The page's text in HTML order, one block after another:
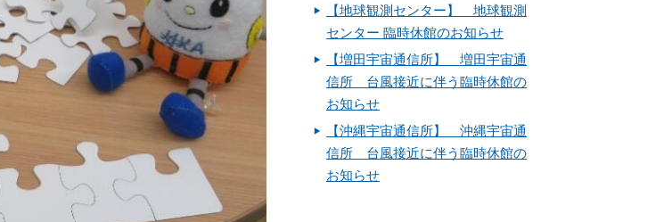
【地球観測センター】 地球観測
センター 臨時休館のお知らせ
【増田宇宙通信所】 増田宇宙通
信所 台風接近に伴う臨時休館の
お知らせ
【沖縄宇宙通信所】 沖縄宇宙通
信所 台風接近に伴う臨時休館の
お知らせ